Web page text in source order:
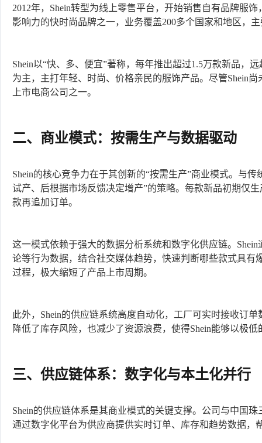
2012年，Shein转型为线上零售平台，开始销售自有品牌服
影响力的快时尚品牌之一，业务覆盖200多个国家和地区，
Shein以“快、多、便宜”著称，每年推出超过1.5万款新品，
为主，主打年轻、时尚、价格亲民的服饰产品。尽管Shein
上市电商公司之一。
二、商业模式：按需生产与数据驱动
Shein的核心竞争力在于其创新的“按需生产”商业模式。与
试产、后根据市场反馈决定增产”的策略。每款新品初期仅
款再追加订单。
这一模式依赖于强大的数据分析系统和数字化供应链。
论等行为数据，结合社交媒体趋势，快速判断哪些款式具
过程，极大缩短了产品上市周期。
此外，Shein的供应链系统高度自动化，工厂可实时接收订
降低了库存风险，也减少了资源浪费，使得Shein能够以极
三、供应链体系：数字化与本土化并行
Shein的供应链体系是其商业模式的关键支撑。公司与中国
通过数字化平台为供应商提供实时订单、库存和趋势数据，